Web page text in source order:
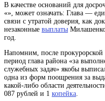
В качестве оснований для
«», может означать: Глава —
связи с утратой доверия, как
незаконные выплаты
год.
Напомним, после прокурорской
период глава района «за
служебных задач» якобы
одна из форм поощрения за
какой-либо области
087 рублей и 1 копейка